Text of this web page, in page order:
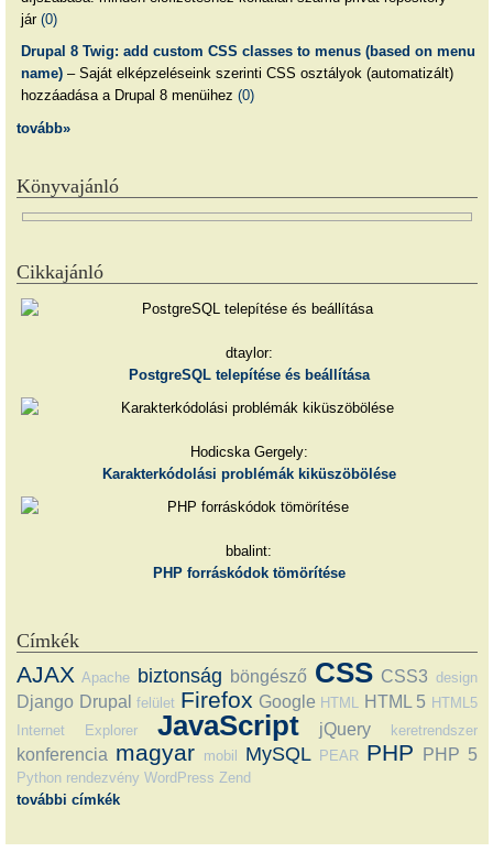
jár (0)
Drupal 8 Twig: add custom CSS classes to menus (based on menu
name)– Saját elképzeléseink szerinti CSS osztályok (automatizált)
hozzáadása a Drupal 8 menüihez (0)
tovább»
Könyvajánló
Cikkajánló
dtaylor:
PostgreSQL telepítése és beállítása
Hodicska Gergely:
Karakterkódolási problémák kiküszöbölése
bbalint:
PHP forráskódok tömörítése
Címkék
AJAX Apache biztonság böngésző CSS CSS3 design
Django Drupal felület Firefox Google HTML HTML 5 HTML5
Internet Explorer
JavaScript jQuery keretrendszer
konferencia magyar mobil MySQL PEAR PHP PHP 5
Python rendezvény WordPress Zend
további címkék